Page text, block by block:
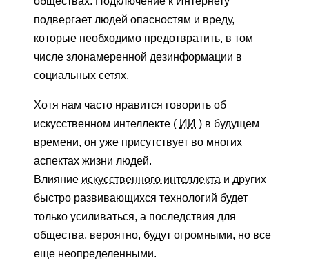
подвергает людей опасностям и вреду,
которые необходимо предотвратить, в том
числе злонамеренной дезинформации в
социальных сетях.
Хотя нам часто нравится говорить об
искусственном интеллекте ( ИИ ) в будущем
времени, он уже присутствует во многих
аспектах жизни людей.
Влияние искусственного интеллекта и других
быстро развивающихся технологий будет
только усиливаться, а последствия для
общества, вероятно, будут огромными, но все
еще неопределенными.